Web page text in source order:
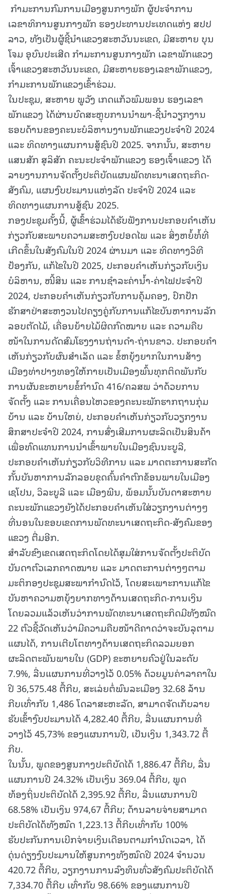
ກຳມະການກົມການເມືອງສູນກາງພັກ ຜູ້ປະຈຳການ
ເລຂາທິການສູນກາງພັກ ຮອງປະທານປະເທດແຫ່ງ ສປປ
ລາວ, ທັງເປັນຜູ້ຊີ້ນຳແຂວງສະຫວັນນະເຂດ, ມີສະຫາຍ ບຸນ
ໂຈມ ອຸບົນປະເສີດ ກໍາມະການສູນກາງພັກ ເລຂາພັກແຂວງ
ເຈົ້າແຂວງສະຫວັນນະເຂດ, ມີສະຫາຍຮອງເລຂາພັກແຂວງ,
ກໍາມະການພັກແຂວງເຂົ້າຮ່ວມ.
ໃນປະຊຸມ, ສະຫາຍ ພູວັງ ເກດແກ້ວພົມພອນ ຮອງເລຂາ
ພັກແຂວງ ໄດ້ຜ່ານບົດສະຫຼຸບການນຳພາ-ຊີ້ນຳວຽກງານ
ຮອບດ້ານຂອງຄະນະບໍລິຫານງານພັກແຂວງປະຈຳປີ 2024
ແລະ ທິດທາງແຜນການສູ້ຊົນປີ 2025. ຈາກນັ້ນ, ສະຫາຍ
ແສນສັກ ສຸລິສັກ ຄະນະປະຈໍາພັກແຂວງ ຮອງເຈົ້າແຂວງ ໄດ້
ລາຍງານການຈັດຕັ້ງປະຕິບັດແຜນພັດທະນາເສດຖະກິດ-
ສັງຄົມ, ແຜນງົບປະມານແຫ່ງລັດ ປະຈຳປີ 2024 ແລະ
ທິດທາງແຜນການສູ້ຊົນ 2025.
ກອງປະຊຸມຄັ້ງນີ້, ຜູ້ເຂົ້າຮ່ວມໄດ້ຮັບຟັງການປະກອບຄຳເຫັນ
ກ່ຽວກັບສະພາບຄວາມສະຫງົບປອດໄພ ແລະ ສິ່ງຫຍໍ້ທໍ້ທີ່
ເກີດຂຶ້ນໃນສັງຄົມໃນປີ 2024 ຜ່ານມາ ແລະ ທິດທາງວິທີ
ປ້ອງກັນ, ແກ້ໄຂໃນປີ 2025, ປະກອບຄຳເຫັນກ່ຽວກັບເງິນ
ບໍລິຫານ, ໜີ້ສິນ ແລະ ການຊຳລະຄ່ານໍ້າ-ຄ່າໄຟປະຈຳປີ
2024, ປະກອບຄຳເຫັນກ່ຽວກັບການຄຸ້ມຄອງ, ປົກປັກ
ຮັກສາປ່າສະຫງວນໄປຄຽງຄູ່ກັບການແກ້ໄຂບັນຫາການລັກ
ລອບຕັດໄມ້, ເຄື່ອນຍ້າຍໄມ້ຜິດກົດໝາຍ ແລະ ຄວາມຄືບ
ໜ້າໃນການດັດສົມໂຮງງານຖ່ານດຳ-ຖ່ານຂາວ. ປະກອບຄໍາ
ເຫັນກ່ຽວກັບຜົນສຳເລັດ ແລະ ຂໍ້ຫຍຸ້ງຍາກໃນການສ້າງ
ເມືອງທ່າປາງທອງໃຫ້ກາຍເປັນເມືອງພົ້ນທຸກຕິດພັນກັບ
ການຜັນຂະຫຍາຍຂໍ້ກຳນົດ 416/ຄລສພ ວ່າດ້ວຍການ
ຈັດຕັ້ງ ແລະ ການເຄື່ອນໄຫວຂອງຄະນະພັກຮາກຖານກຸ່ມ
ບ້ານ ແລະ ບ້ານໃຫຍ່, ປະກອບຄຳເຫັນກ່ຽວກັບວຽກງານ
ສຶກສາປະຈຳປີ 2024, ການສົ່ງເສີມການຜະລິດເປັນສິນຄ້າ
ເພື່ອທົດແທນການນຳເຂົ້າພາຍໃນເມືອງຊົນນະບູລີ,
ປະກອບຄຳເຫັນກ່ຽວກັບວິທີການ ແລະ ມາດຕະການສະກັດ
ກັ້ນບັນຫາການລັກລອບຂຸດຄົ້ນຄຳຕົກຂ້ອນພາຍໃນເມືອງ
ເຊໂປນ, ວິລະບູລີ ແລະ ເມືອງພີນ, ພ້ອມນັ້ນບັນດາສະຫາຍ
ຄະນະພັກແຂວງຍັງໄດ້ປະກອບຄຳເຫັນໃສ່ວຽກງານຕ່າງໆ
ທີ່ນອນໃນຂອບເຂດການພັດທະນາເສດຖະກິດ-ສັງຄົມຂອງ
ແຂວງ ຕື່ມອີກ.
ສໍາລັບຂົງເຂດເສດຖະກິດໂດຍໄດ້ສຸມໃສ່ການຈັດຕັ້ງປະຕິບັດ
ບັນດາຕົວເລກຄາດໝາຍ ແລະ ມາດຕະການຕ່າງໆຕາມ
ມະຕິກອງປະຊຸມສະພາກຳນົດໄວ້, ໂດຍສະເພາະການແກ້ໄຂ
ບັນຫາຄວາມຫຍຸ້ງຍາກທາງດ້ານເສດຖະກິດ-ການເງິນ
ໂດຍລວມແລ້ວເຫັນວ່າການພັດທະນາເສດຖະກິດມີທັງໝົດ
22 ຕົວຊີ້ວັດເຫັນວ່າມີຄວາມຄືບໜ້າດີຄາດວ່າຈະບັນລຸຕາມ
ແຜນໄດ້, ການເຕີບໂຕທາງດ້ານເສດຖະກິດລວມຍອກ
ຜະລິດຕະພັນພາຍໃນ (GDP) ຂະຫຍາຍຄົວຢູ່ໃນລະດັບ
7.9%, ລື່ນແຜນການທີ່ວາງໄວ້ 0.05% ດ້ວຍມູນຄ່າລາຄາໃນ
ປີ 36,575.48 ຕື້ກີບ, ສະເລ່ຍຕໍ່ພົນລະເມືອງ 32.68 ລ້ານ
ກີບເທົ່າກັບ 1,486 ໂດລາສະຫະລັດ, ສາມາດຈັດເກັບລາຍ
ຮັບເຂົ້າງົບປະມານໄດ້ 4,282.40 ຕື້ກີບ, ລື່ນແຜນການທີ່
ວາງໄວ້ 45,73% ຂອງແຜນການປີ, ເປັນເງິນ 1,343.72 ຕື້
ກີບ.
ໃນນັ້ນ, ພູດຂອງສູນກາງປະຕິບັດໄດ້ 1,886.47 ຕື້ກີບ, ລື່ນ
ແຜນການປີ 24.32% ເປັນເງິນ 369.04 ຕື້ກີບ, ພູດ
ທ້ອງຖິ່ນປະຕິບັດໄດ້ 2,395.92 ຕື້ກີບ, ລື່ນແຜນການປີ
68.58% ເປັນເງິນ 974,67 ຕື້ກີບ; ດ້ານລາຍຈ່າຍສາມາດ
ປະຕິບັດໄດ້ທັງໝົດ 1,223.13 ຕື້ກີບເທົ່າກັບ 100%
ຮັບປະກັນການເບີກຈ່າຍເງິນເດືອນຕາມກຳນົດເວລາ, ໄດ້
ດຸ່ນດ່ຽງງົບປະມານໃຫ້ສູນກາງທັງໝົດປີ 2024 ຈຳນວນ
420.72 ຕື້ກີບ, ວຽກງານການລົງທຶນທົ່ວສັງຄົມປະຕິບັດໄດ້
7,334.70 ຕື້ກີບ ເທົ່າກັບ 98.66% ຂອງແຜນການປີ